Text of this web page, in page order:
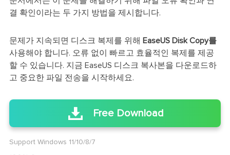
결 확인이라는 두 가지 방법을 제시합니다.
문제가 지속되면 디스크 복제를 위해 EaseUS Disk Copy를
사용해야 합니다. 오류 없이 빠르고 효율적인 복제를 제공
할 수 있습니다. 지금 EaseUS 디스크 복사본을 다운로드하
고 중요한 파일 전송을 시작하세요.
Free Download
Support Windows 11/10/8/7